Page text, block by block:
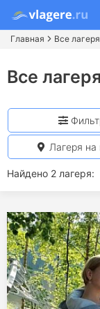
Главная Все лагеря
Все
Найдено 2 лагеря:
Лагеря на